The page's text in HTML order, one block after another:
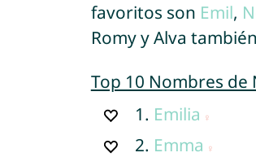
favoritos son Emil,
Romy y Alva
Top 10 Nombres de
1. Emilia
2. Emma